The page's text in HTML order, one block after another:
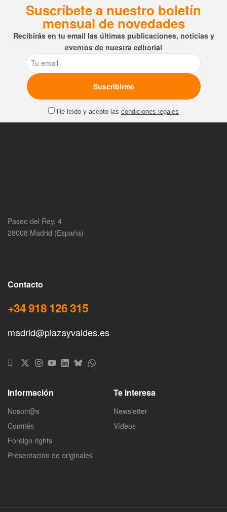
Suscríbete a nuestro boletín
mensual de novedades
Recibirás en tu email las últimas publicaciones, noticias y
eventos de nuestra editorial
Email
He leído y acepto las condiciones legales
Paseo del Rey, 4
28008 Madrid (España)
Contacto
+34 918 126 315
madrid@plazayvaldes.es
Información
Nosotr@s
Comités
Foreign rights
Presentación de originales
Te interesa
Newsletter
Vídeos